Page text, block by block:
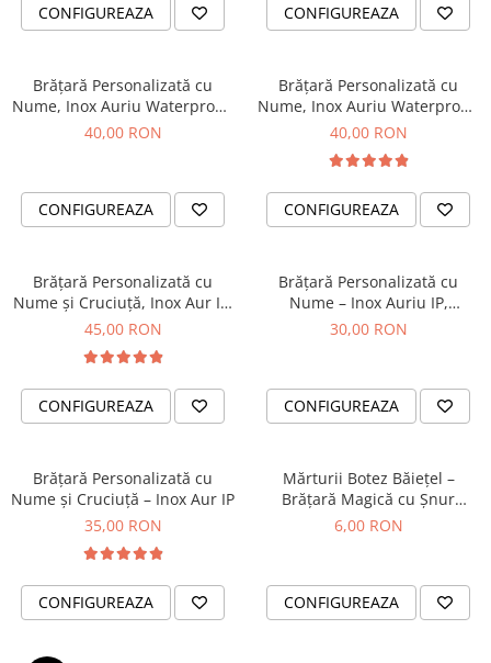
Coliere
Semn de carte
Card metalic
Cadouri pentru Craciun
Cadouri Paste
Halloween
Portfard Personalizat
Tablou Personalizat
CONFIGUREAZA CONFIGUREAZA
Brățară Personalizată cu
Nume, Inox Auriu Waterproof,
bilute pentru bebelusi
40,00 RON
CONFIGUREAZA
Brățară Personalizată cu
Nume, Inox Auriu Waterproof,
pentru copii
40,00 RON
CONFIGUREAZA
Brățară Personalizată cu
Nume și Cruciuță, Inox Aur IP,
Macrame
45,00 RON
CONFIGUREAZA
Brățară Personalizată cu
Nume – Inox Auriu IP,
Waterproof
30,00 RON
CONFIGUREAZA
Brățară Personalizată cu
Nume și Cruciuță – Inox Aur IP
35,00 RON
CONFIGUREAZA
Mărturii Botez Băiețel –
Brățară Magică cu Șnur
Ajustabil & Charmuri Placate
6,00 RON
CONFIGUREAZA